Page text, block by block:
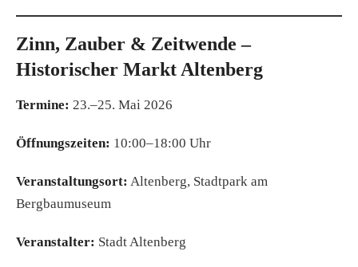
Zinn, Zauber & Zeitwende –
Historischer Markt Altenberg
Termine: 23.–25. Mai 2026
Öffnungszeiten: 10:00–18:00 Uhr
Veranstaltungsort: Altenberg, Stadtpark am
Bergbaumuseum
Veranstalter: Stadt Altenberg